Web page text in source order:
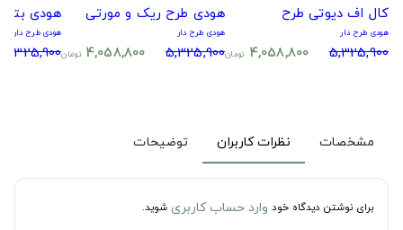
کال اف دیوتی طرح
هودی طرح دار
5,325,900
4,058,800 تومان
هودی طرح ریک و مورتی
هودی طرح دار
5,325,900
4,058,800 تومان
هودی بتمن
هودی طرح دار
5,325,900
مشخصات نظرات کاربران توضیحات
برای نوشتن دیدگاه خود وارد حساب کاربری شوید.